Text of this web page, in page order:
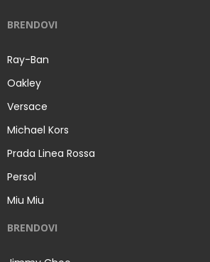
BRENDOVI
Ray-Ban
Oakley
Versace
Michael Kors
Prada Linea Rossa
Persol
Miu Miu
BRENDOVI